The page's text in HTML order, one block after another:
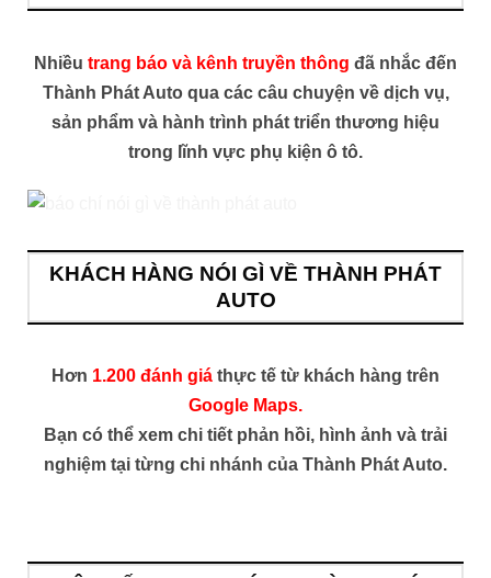
Nhiều trang báo và kênh truyền thông đã nhắc đến
Thành Phát Auto qua các câu chuyện về dịch vụ,
sản phẩm và hành trình phát triển thương hiệu
trong lĩnh vực phụ kiện ô tô.
KHÁCH HÀNG NÓI GÌ VỀ THÀNH PHÁT
AUTO
Hơn 1.200 đánh giá thực tế từ khách hàng trên
Google Maps.
Bạn có thể xem chi tiết phản hồi, hình ảnh và trải
nghiệm tại từng chi nhánh của Thành Phát Auto.